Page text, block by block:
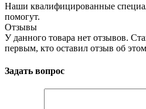
Наши квалифицированные
помогут.
Отзывы
У данного товара нет отзывов.
первым, кто оставил отзыв об
Задать вопрос